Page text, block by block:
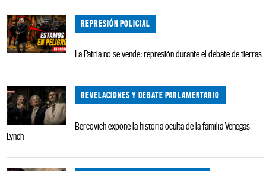
REPRESIÓN POLICIAL
La Patria no se vende: represión durante el debate de tierras
REVELACIONES Y DEBATE PARLAMENTARIO
Bercovich expone la historia oculta de la familia Venegas
Lynch